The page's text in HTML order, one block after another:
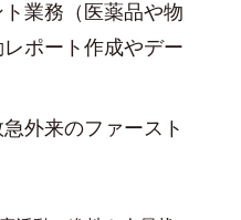
業務（医薬品や物
ポート作成やデー
外来のファースト